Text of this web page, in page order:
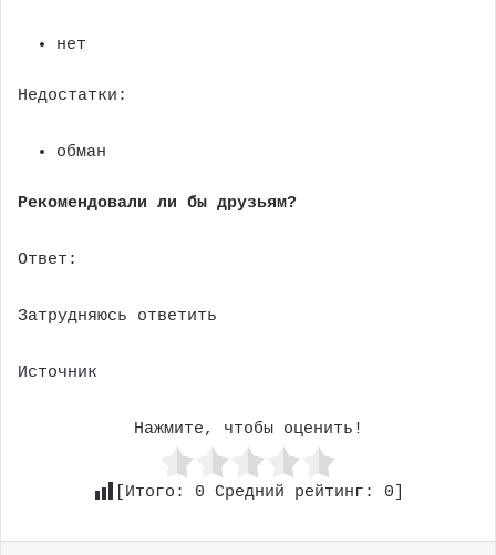
нет
Недостатки:
обман
Рекомендовали ли бы друзьям?
Ответ:
Затрудняюсь ответить
Источник
Нажмите, чтобы оценить!
[Итого: 0 Средний рейтинг: 0